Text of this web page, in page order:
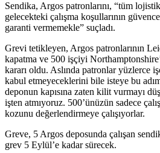
Sendika, Argos patronlarını, “tüm
gelecekteki çalışma koşullarının
garanti vermemekle” suçladı.
Grevi tetikleyen, Argos patronlarının
kapatma ve 500 işçiyi
kararı oldu. Aslında patronlar yüzlerce
kabul etmeyeceklerini bile isteye bu
deponun kapısına zaten kilit vurmayı
işten atmıyoruz. 500’ünüzün sadece
kozunu değerlendirmeye çalışıyorlar.
Greve, 5 Argos deposunda çalışan
grev 5 Eylül’e kadar sürecek.